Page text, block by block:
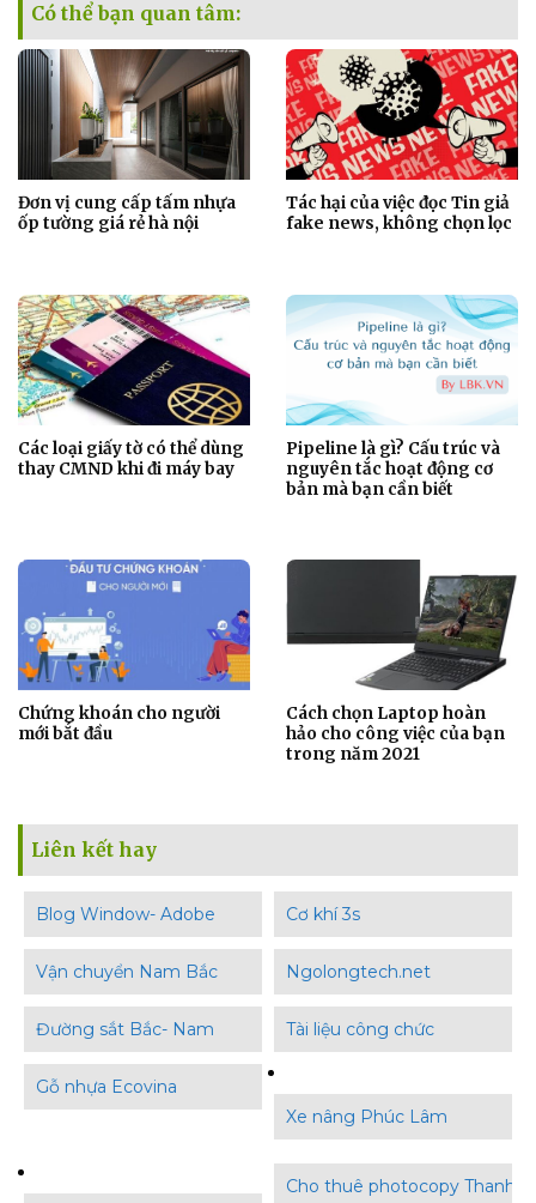
Có thể bạn quan tâm:
Đơn vị cung cấp tấm nhựa
ốp tường giá rẻ hà nội
Tác hại của việc đọc Tin giả
fake news, không chọn lọc
Các loại giấy tờ có thể dùng
thay CMND khi đi máy bay
Pipeline là gì? Cấu trúc và
nguyên tắc hoạt động cơ
bản mà bạn cần biết
Chứng khoán cho người
mới bắt đầu
Cách chọn Laptop hoàn
hảo cho công việc của bạn
trong năm 2021
Liên kết hay
Blog Window- Adobe Cơ khí 3s
Vận chuyển Nam Bắc Ngolongtech.net
Đường sắt Bắc- Nam Tài liệu công chức
Gỗ nhựa Ecovina
Xe nâng Phúc Lâm
Cho thuê photocopy Thanh